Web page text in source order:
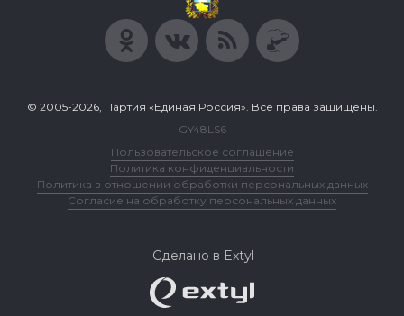
© 2005-2026, Партия «Единая Россия». Все права защищены.
GY48LS6
Пользовательское соглашение
Политика конфиденциальности
Политика в отношении обработки персональных данных
Согласие на обработку персональных данных
Сделано в Extyl